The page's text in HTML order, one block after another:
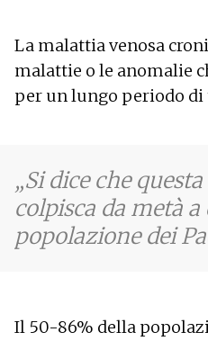
La malattia venosa
malattie o le anomalie
per un lungo periodo di
Si dice che
colpisca da metà
popolazione dei
Il 50-86% della